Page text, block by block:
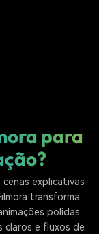
para
explicativas
transforma
polidas.
claros e fluxos de